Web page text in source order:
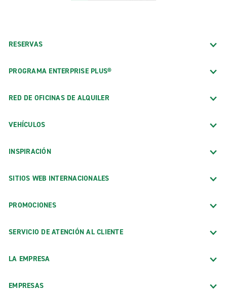
RESERVAS
PROGRAMA ENTERPRISE PLUS®
RED DE OFICINAS DE ALQUILER
VEHÍCULOS
INSPIRACIÓN
SITIOS WEB INTERNACIONALES
PROMOCIONES
SERVICIO DE ATENCIÓN AL CLIENTE
LA EMPRESA
EMPRESAS